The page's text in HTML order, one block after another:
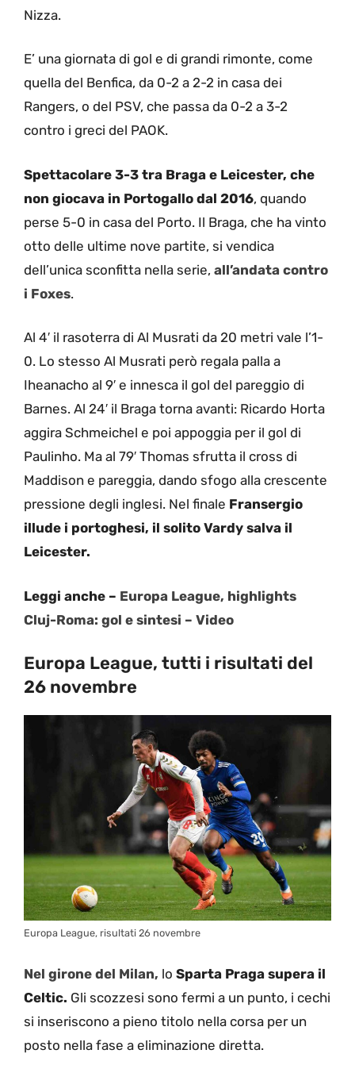
Nizza.
E’ una giornata di gol e di grandi rimonte, come
quella del Benfica, da 0-2 a 2-2 in casa dei
Rangers, o del PSV, che passa da 0-2 a 3-2
contro i greci del PAOK.
Spettacolare 3-3 tra Braga e Leicester, che
non giocava in Portogallo dal 2016, quando
perse 5-0 in casa del Porto. Il Braga, che ha vinto
otto delle ultime nove partite, si vendica
dell’unica sconfitta nella serie, all’andata contro
i Foxes.
Al 4′ il rasoterra di Al Musrati da 20 metri vale l’1-
0. Lo stesso Al Musrati però regala palla a
Iheanacho al 9′ e innesca il gol del pareggio di
Barnes. Al 24′ il Braga torna avanti: Ricardo Horta
aggira Schmeichel e poi appoggia per il gol di
Paulinho. Ma al 79′ Thomas sfrutta il cross di
Maddison e pareggia, dando sfogo alla crescente
pressione degli inglesi. Nel finale Fransergio
illude i portoghesi, il solito Vardy salva il
Leicester.
Leggi anche – Europa League, highlights
Cluj-Roma: gol e sintesi – Video
Europa League, tutti i risultati del
26 novembre
Europa League, risultati 26 novembre
Nel girone del Milan, lo Sparta Praga supera il
Celtic. Gli scozzesi sono fermi a un punto, i cechi
si inseriscono a pieno titolo nella corsa per un
posto nella fase a eliminazione diretta.